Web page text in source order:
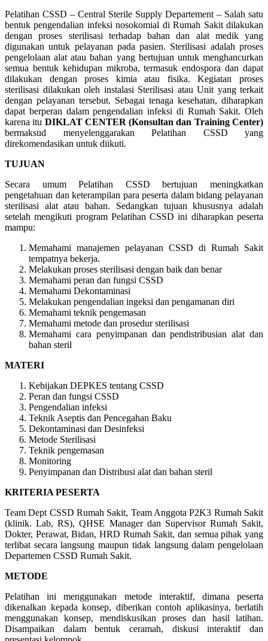
Pelatihan CSSD – Central Sterile Supply Departement – Salah satu
bentuk pengendalian infeksi nosokomial di Rumah Sakit dilakukan
dengan proses sterilisasi terhadap bahan dan alat medik yang
digunakan untuk pelayanan pada pasien. Sterilisasi adalah proses
pengelolaan alat atau bahan yang bertujuan untuk menghancurkan
semua bentuk kehidupan mikroba, termasuk endospora dan dapat
dilakukan dengan proses kimia atau fisika. Kegiatan proses
sterilisasi dilakukan oleh instalasi Sterilisasi atau Unit yang terkait
dengan pelayanan tersebut. Sebagai tenaga kesehatan, diharapkan
dapat berperan dalam pengendalian infeksi di Rumah Sakit. Oleh
karena itu DIKLAT CENTER (Konsultan dan Training Center)
bermaksud menyelenggarakan Pelatihan CSSD yang
direkomendasikan untuk diikuti.
TUJUAN
Secara umum Pelatihan CSSD bertujuan meningkatkan
pengetahuan dan keterampilan para peserta dalam bidang pelayanan
sterilisasi alat atau bahan. Sedangkan tujuan khususnya adalah
setelah mengikuti program Pelatihan CSSD ini diharapkan peserta
mampu:
Memahami manajemen pelayanan CSSD di Rumah Sakit
tempatnya bekerja.
Melakukan proses sterilisasi dengan baik dan benar
Memahami peran dan fungsi CSSD
Memahami Dekontaminasi
Melakukan pengendalian ingeksi dan pengamanan diri
Memahami teknik pengemasan
Memahami metode dan prosedur sterilisasi
Memahami cara penyimpanan dan pendistribusian alat dan
bahan steril
MATERI
Kebijakan DEPKES tentang CSSD
Peran dan fungsi CSSD
Pengendalian infeksi
Teknik Aseptis dan Pencegahan Baku
Dekontaminasi dan Desinfeksi
Metode Sterilisasi
Teknik pengemasan
Monitoring
Penyimpanan dan Distribusi alat dan bahan steril
KRITERIA PESERTA
Team Dept CSSD Rumah Sakit, Team Anggota P2K3 Rumah Sakit
(klinik. Lab, RS), QHSE Manager dan Supervisor Rumah Sakit,
Dokter, Perawat, Bidan, HRD Rumah Sakit, dan semua pihak yang
terlibat secara langsung maupun tidak langsung dalam pengelolaan
Departemen CSSD Rumah Sakit.
METODE
Pelatihan ini menggunakan metode interaktif, dimana peserta
dikenalkan kepada konsep, diberikan contoh aplikasinya, berlatih
menggunakan konsep, mendiskusikan proses dan hasil latihan.
Disampaikan dalam bentuk ceramah, diskusi interaktif dan